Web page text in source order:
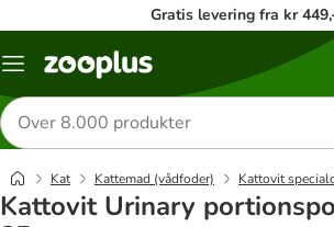
Gratis levering fra kr
Menu
Søg
efter
produkter
Kat Kattemad (vådfoder) Kattovit
Kattovit Urinary